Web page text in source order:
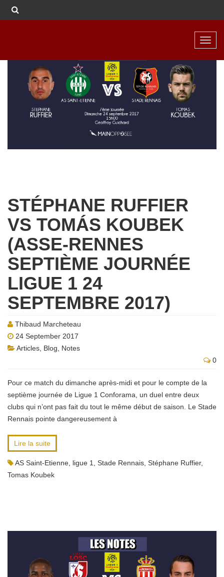
STÉPHANE RUFFIER
VS TOMÁS KOUBEK
(ASSE-RENNES
SEPTIÈME JOURNÉE
LIGUE 1 24
SEPTEMBRE 2017)
Thibaud Marcheteau
24 September 2017
Articles Blog
Notes
0
Pour ce match du dimanche après-midi et pour le compte de la
septième journée de Ligue 1 Conforama, un duel entre deux
clubs qui n’ont pas fait du tout le même début de saison. Le Stade
Rennais pointe dangereusement à
Lire la suite
AS Saint-Etienne ligue 1 Stade Rennais Stéphane Ruffier,
Tomas Koubek